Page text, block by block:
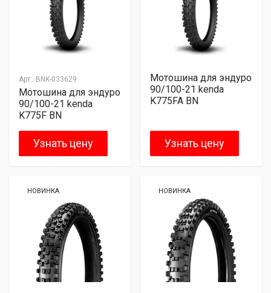
Арт:. BNK-033629
Мотошина для эндуро
90/100-21 kenda
K775F BN
Узнать цену
Мотошина для эндуро
90/100-21 kenda
K775FA BN
Узнать цену
НОВИНКА НОВИНКА